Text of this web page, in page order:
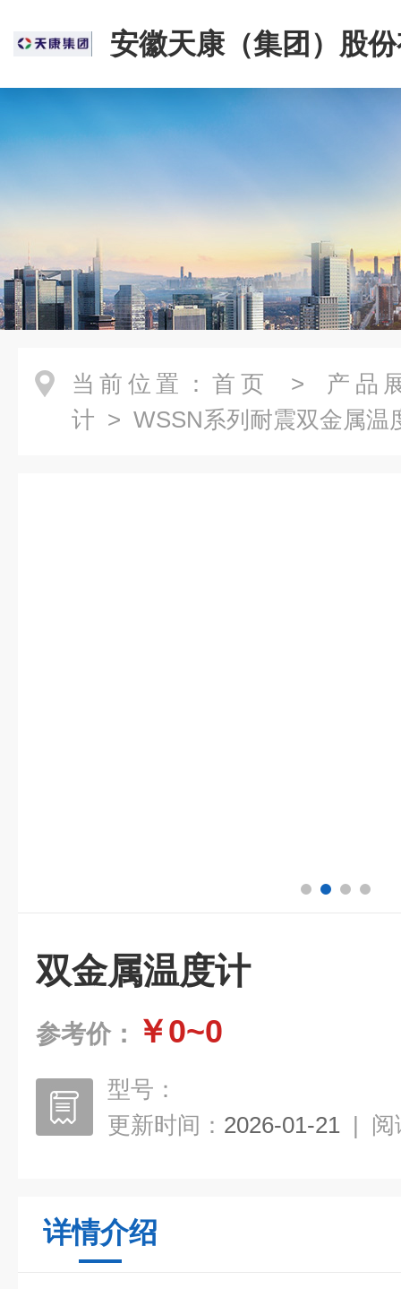
安徽天康（集团）股
司
当前位置： 首页 > 产品
计 > WSSN系列耐震双金属温
双金属温度计
参考价： ￥0~0
型号：
更新时间： 2026-01-21 | 阅
详情介绍